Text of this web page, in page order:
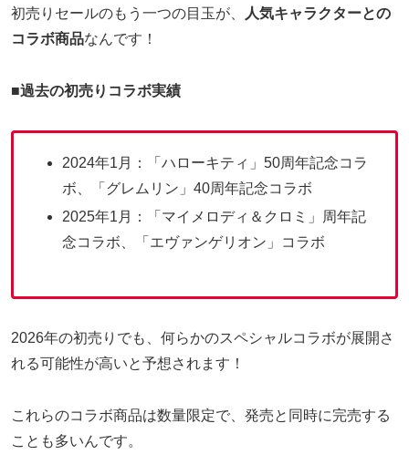
初売りセールのもう一つの目玉が、
人気キャラクターとの
コラボ商品なんです！
■過去の初売りコラボ実績
2024年1月：「ハローキティ」50周年記念コラ
ボ、「グレムリン」40周年記念コラボ
2025年1月：「マイメロディ＆クロミ」周年記
念コラボ、「エヴァンゲリオン」コラボ
2026年の初売りでも、何らかのスペシャルコラボが展開さ
れる可能性が高いと予想されます！
これらのコラボ商品は数量限定で、発売と同時に完売する
ことも多いんです。